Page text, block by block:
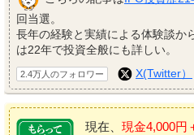
回当選。
長年の経験と実績による体験談か
は22年で投資全般にも詳しい。
2.4万人のフォロワー X(Twitter）
現在、 現金4,000円